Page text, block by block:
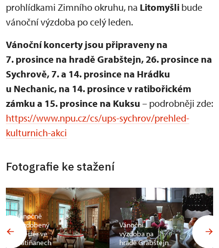
prohlídkami Zimního okruhu, na Litomyšli bude
vánoční výzdoba po celý leden.
Vánoční koncerty jsou připraveny na
7. prosince na hradě Grabštejn, 26. prosince na
Sychrově, 7. a 14. prosince na Hrádku
u Nechanic, na 14. prosince v ratibořickém
zámku a 15. prosince na Kuksu – podrobněji zde:
https://www.npu.cz/cs/ups-sychrov/prehled-
kulturnich-akci
Fotografie ke stažení
Vánočně
nazdobený
interiér ve
Slatiňanech
Vánoční
výzdoba na
hradě Grabštejn